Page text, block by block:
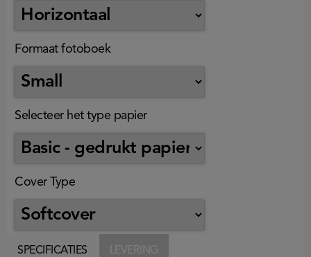
Formaat fotoboek
Selecteer het type papier
Cover Type
SPECIFICATIES LEVERING